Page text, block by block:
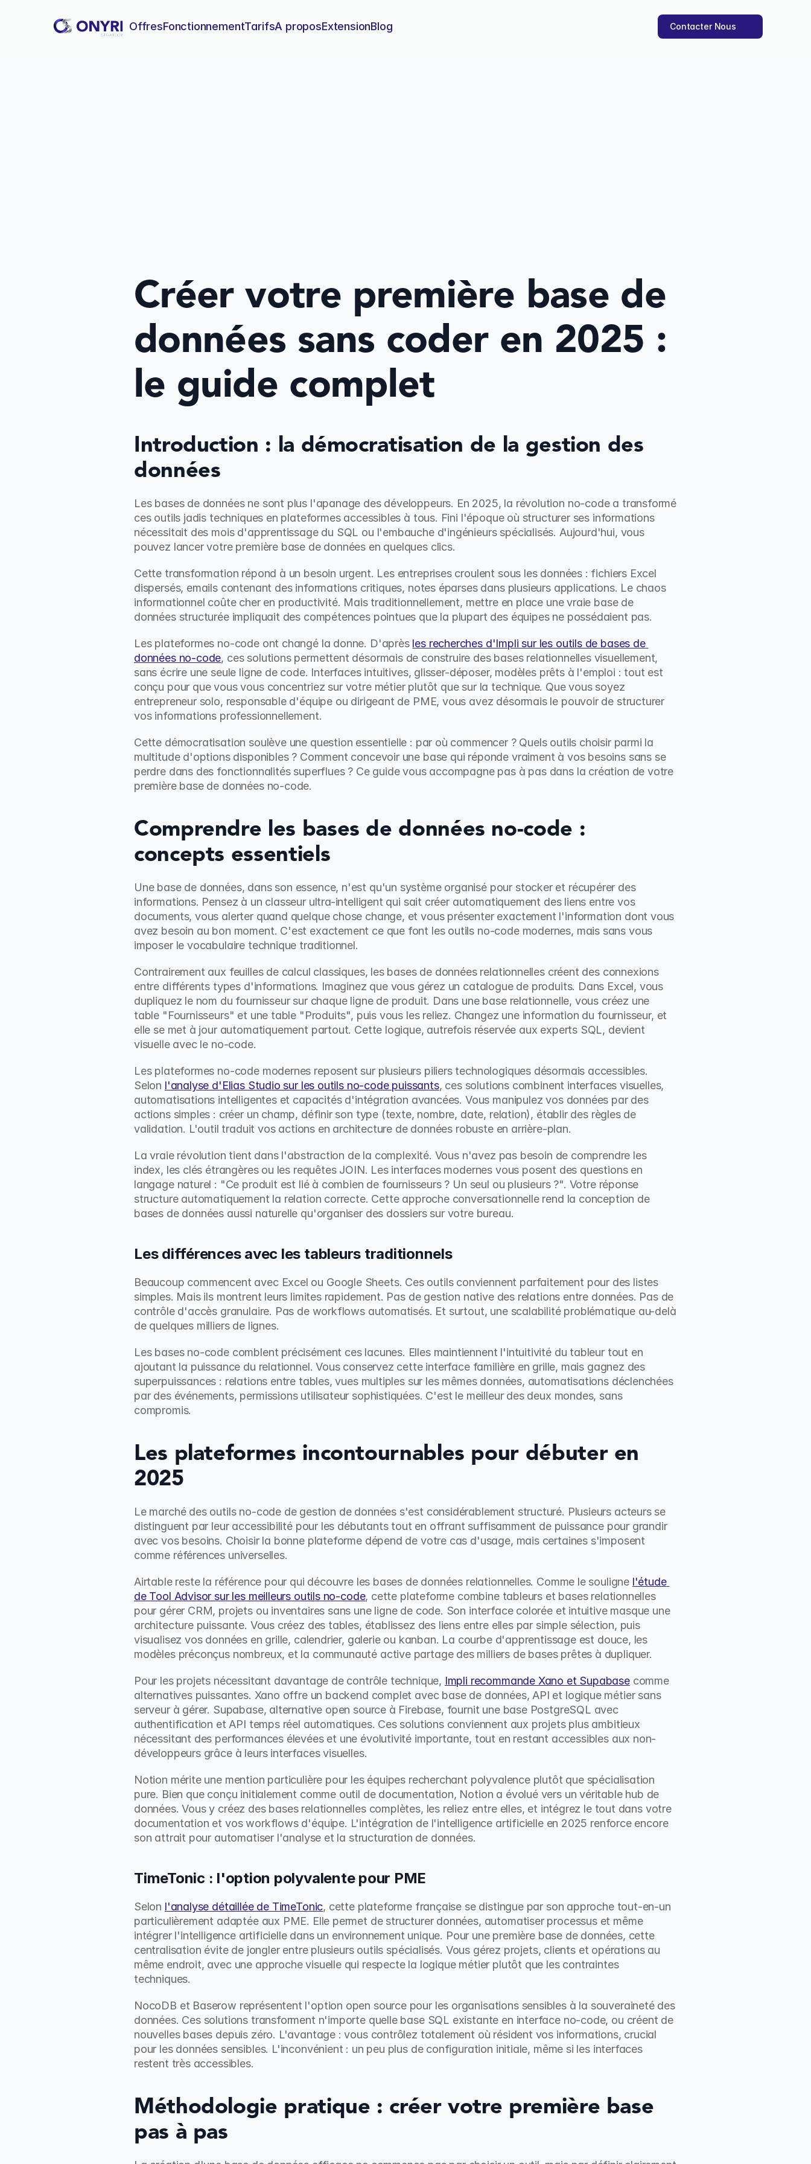
OffresFonctionnementTarifsA proposExtensionBlog Contacter Nous
Créer votre première base de
données sans coder en 2025 :
le guide complet
Introduction : la démocratisation de la gestion des
données
Les bases de données ne sont plus l'apanage des développeurs. En 2025, la révolution no-code a transformé
ces outils jadis techniques en plateformes accessibles à tous. Fini l'époque où structurer ses informations
nécessitait des mois d'apprentissage du SQL ou l'embauche d'ingénieurs spécialisés. Aujourd'hui, vous
pouvez lancer votre première base de données en quelques clics.
Cette transformation répond à un besoin urgent. Les entreprises croulent sous les données : fichiers Excel
dispersés, emails contenant des informations critiques, notes éparses dans plusieurs applications. Le chaos
informationnel coûte cher en productivité. Mais traditionnellement, mettre en place une vraie base de
données structurée impliquait des compétences pointues que la plupart des équipes ne possédaient pas.
Les plateformes no-code ont changé la donne. D'après les recherches d'Impli sur les outils de bases de
données no-code, ces solutions permettent désormais de construire des bases relationnelles visuellement,
sans écrire une seule ligne de code. Interfaces intuitives, glisser-déposer, modèles prêts à l'emploi : tout est
conçu pour que vous vous concentriez sur votre métier plutôt que sur la technique. Que vous soyez
entrepreneur solo, responsable d'équipe ou dirigeant de PME, vous avez désormais le pouvoir de structurer
vos informations professionnellement.
Cette démocratisation soulève une question essentielle : par où commencer ? Quels outils choisir parmi la
multitude d'options disponibles ? Comment concevoir une base qui réponde vraiment à vos besoins sans se
perdre dans des fonctionnalités superflues ? Ce guide vous accompagne pas à pas dans la création de votre
première base de données no-code.
Comprendre les bases de données no-code :
concepts essentiels
Une base de données, dans son essence, n'est qu'un système organisé pour stocker et récupérer des
informations. Pensez à un classeur ultra-intelligent qui sait créer automatiquement des liens entre vos
documents, vous alerter quand quelque chose change, et vous présenter exactement l'information dont vous
avez besoin au bon moment. C'est exactement ce que font les outils no-code modernes, mais sans vous
imposer le vocabulaire technique traditionnel.
Contrairement aux feuilles de calcul classiques, les bases de données relationnelles créent des connexions
entre différents types d'informations. Imaginez que vous gérez un catalogue de produits. Dans Excel, vous
dupliquez le nom du fournisseur sur chaque ligne de produit. Dans une base relationnelle, vous créez une
table "Fournisseurs" et une table "Produits", puis vous les reliez. Changez une information du fournisseur, et
elle se met à jour automatiquement partout. Cette logique, autrefois réservée aux experts SQL, devient
visuelle avec le no-code.
Les plateformes no-code modernes reposent sur plusieurs piliers technologiques désormais accessibles.
Selon l'analyse d'Elias Studio sur les outils no-code puissants, ces solutions combinent interfaces visuelles,
automatisations intelligentes et capacités d'intégration avancées. Vous manipulez vos données par des
actions simples : créer un champ, définir son type (texte, nombre, date, relation), établir des règles de
validation. L'outil traduit vos actions en architecture de données robuste en arrière-plan.
La vraie révolution tient dans l'abstraction de la complexité. Vous n'avez pas besoin de comprendre les
index, les clés étrangères ou les requêtes JOIN. Les interfaces modernes vous posent des questions en
langage naturel : "Ce produit est lié à combien de fournisseurs ? Un seul ou plusieurs ?". Votre réponse
structure automatiquement la relation correcte. Cette approche conversationnelle rend la conception de
bases de données aussi naturelle qu'organiser des dossiers sur votre bureau.
Les différences avec les tableurs traditionnels
Beaucoup commencent avec Excel ou Google Sheets. Ces outils conviennent parfaitement pour des listes
simples. Mais ils montrent leurs limites rapidement. Pas de gestion native des relations entre données. Pas de
contrôle d'accès granulaire. Pas de workflows automatisés. Et surtout, une scalabilité problématique au-delà
de quelques milliers de lignes.
Les bases no-code comblent précisément ces lacunes. Elles maintiennent l'intuitivité du tableur tout en
ajoutant la puissance du relationnel. Vous conservez cette interface familière en grille, mais gagnez des
superpuissances : relations entre tables, vues multiples sur les mêmes données, automatisations déclenchées
par des événements, permissions utilisateur sophistiquées. C'est le meilleur des deux mondes, sans
compromis.
Les plateformes incontournables pour débuter en
2025
Le marché des outils no-code de gestion de données s'est considérablement structuré. Plusieurs acteurs se
distinguent par leur accessibilité pour les débutants tout en offrant suffisamment de puissance pour grandir
avec vos besoins. Choisir la bonne plateforme dépend de votre cas d'usage, mais certaines s'imposent
comme références universelles.
Airtable reste la référence pour qui découvre les bases de données relationnelles. Comme le souligne l'étude
de Tool Advisor sur les meilleurs outils no-code, cette plateforme combine tableurs et bases relationnelles
pour gérer CRM, projets ou inventaires sans une ligne de code. Son interface colorée et intuitive masque une
architecture puissante. Vous créez des tables, établissez des liens entre elles par simple sélection, puis
visualisez vos données en grille, calendrier, galerie ou kanban. La courbe d'apprentissage est douce, les
modèles préconçus nombreux, et la communauté active partage des milliers de bases prêtes à dupliquer.
Pour les projets nécessitant davantage de contrôle technique, Impli recommande Xano et Supabase comme
alternatives puissantes. Xano offre un backend complet avec base de données, API et logique métier sans
serveur à gérer. Supabase, alternative open source à Firebase, fournit une base PostgreSQL avec
authentification et API temps réel automatiques. Ces solutions conviennent aux projets plus ambitieux
nécessitant des performances élevées et une évolutivité importante, tout en restant accessibles aux non-
développeurs grâce à leurs interfaces visuelles.
Notion mérite une mention particulière pour les équipes recherchant polyvalence plutôt que spécialisation
pure. Bien que conçu initialement comme outil de documentation, Notion a évolué vers un véritable hub de
données. Vous y créez des bases relationnelles complètes, les reliez entre elles, et intégrez le tout dans votre
documentation et vos workflows d'équipe. L'intégration de l'intelligence artificielle en 2025 renforce encore
son attrait pour automatiser l'analyse et la structuration de données.
TimeTonic : l'option polyvalente pour PME
Selon l'analyse détaillée de TimeTonic, cette plateforme française se distingue par son approche tout-en-un
particulièrement adaptée aux PME. Elle permet de structurer données, automatiser processus et même
intégrer l'intelligence artificielle dans un environnement unique. Pour une première base de données, cette
centralisation évite de jongler entre plusieurs outils spécialisés. Vous gérez projets, clients et opérations au
même endroit, avec une approche visuelle qui respecte la logique métier plutôt que les contraintes
techniques.
NocoDB et Baserow représentent l'option open source pour les organisations sensibles à la souveraineté des
données. Ces solutions transforment n'importe quelle base SQL existante en interface no-code, ou créent de
nouvelles bases depuis zéro. L'avantage : vous contrôlez totalement où résident vos informations, crucial
pour les données sensibles. L'inconvénient : un peu plus de configuration initiale, même si les interfaces
restent très accessibles.
Méthodologie pratique : créer votre première base
pas à pas